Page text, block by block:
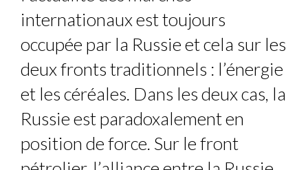
internationaux est toujours
occupée par la Russie et cela sur les
deux fronts traditionnels : l’énergie
et les céréales. Dans les deux cas, la
Russie est paradoxalement en
position de force. Sur le front